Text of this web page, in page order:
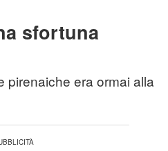
sfortuna
pirenaiche era ormai alla